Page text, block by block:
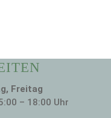
Freitag
– 18:00 Uhr